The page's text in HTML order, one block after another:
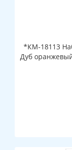
*КМ-18113
Дуб